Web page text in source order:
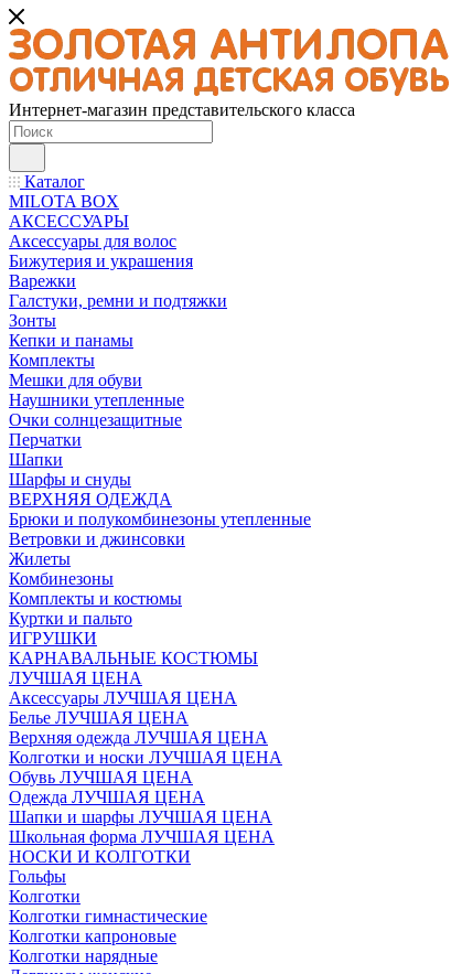
Интернет-магазин представительского класса
Каталог
MILOTA BOX
АКСЕССУАРЫ
Аксессуары для волос
Бижутерия и украшения
Варежки
Галстуки, ремни и подтяжки
Зонты
Кепки и панамы
Комплекты
Мешки для обуви
Наушники утепленные
Очки солнцезащитные
Перчатки
Шапки
Шарфы и снуды
ВЕРХНЯЯ ОДЕЖДА
Брюки и полукомбинезоны утепленные
Ветровки и джинсовки
Жилеты
Комбинезоны
Комплекты и костюмы
Куртки и пальто
ИГРУШКИ
КАРНАВАЛЬНЫЕ КОСТЮМЫ
ЛУЧШАЯ ЦЕНА
Аксессуары ЛУЧШАЯ ЦЕНА
Белье ЛУЧШАЯ ЦЕНА
Верхняя одежда ЛУЧШАЯ ЦЕНА
Колготки и носки ЛУЧШАЯ ЦЕНА
Обувь ЛУЧШАЯ ЦЕНА
Одежда ЛУЧШАЯ ЦЕНА
Шапки и шарфы ЛУЧШАЯ ЦЕНА
Школьная форма ЛУЧШАЯ ЦЕНА
НОСКИ И КОЛГОТКИ
Гольфы
Колготки
Колготки гимнастические
Колготки капроновые
Колготки нарядные